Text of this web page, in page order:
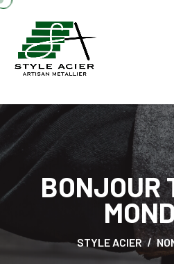
BONJOUR
STYLE ACIER